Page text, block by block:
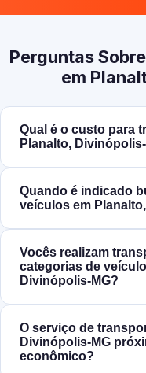
Perguntas
em
Qual é o custo para
Planalto,
Quando é indicado
veículos em
Vocês realizam
categorias de
Divinópolis‑MG?
O serviço de
Divinópolis‑MG
econômico?